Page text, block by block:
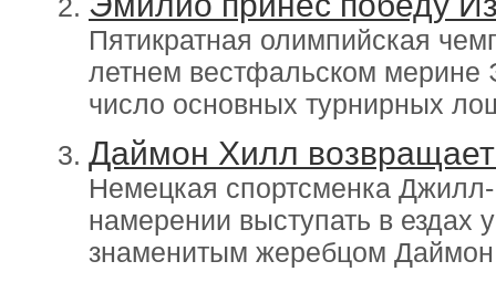
Пятикратная олимпийская
летнем вестфальском
число основных турнирных
Даймон Хилл
Немецкая спортсменка
намерении выступать в ездах
знаменитым жеребцом